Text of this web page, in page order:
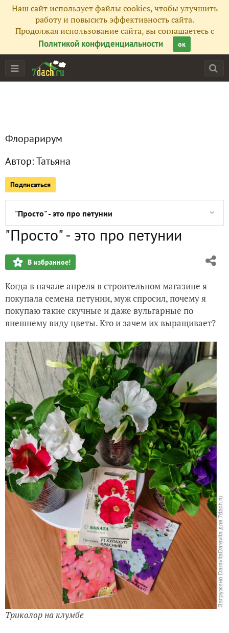
Наш сайт использует файлы cookies, чтобы улучшить
работу и повысить эффективность сайта.
Продолжая использование сайта, вы соглашаетесь с
Политикой конфиденциальности
ок
Флорарирум
Автор:Татьяна
Подписаться
Главная
Подписчики 4
Канадочки
Перцы-2026. Жара, июнь
"Просто" - это про петунии
К звездам, то есть к астрам
Ползи, улитка, по склону Фудзи
Цветочный бум
Томаты
Помидоры-малютки
Перчики-2026
Посевная
Спасение рядового Колеуса
"Просто" - это про петунии
В избранное!
Когда в начале апреля в строительном магазине я
покупала семена петунии, муж спросил, почему я
покупаю такие скучные и даже вульгарные по
внешнему виду цветы. Кто и зачем их выращивает?
Триколор на клумбе